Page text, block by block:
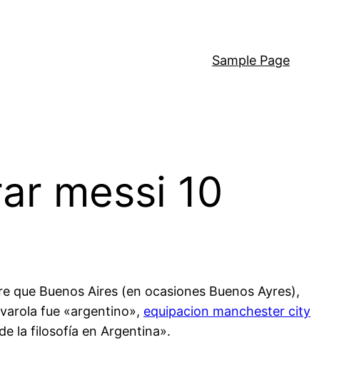
Sample Page
messi 10
que Buenos Aires (en ocasiones Buenos Ayres),
fue «argentino», equipacion manchester city
la filosofía en Argentina».